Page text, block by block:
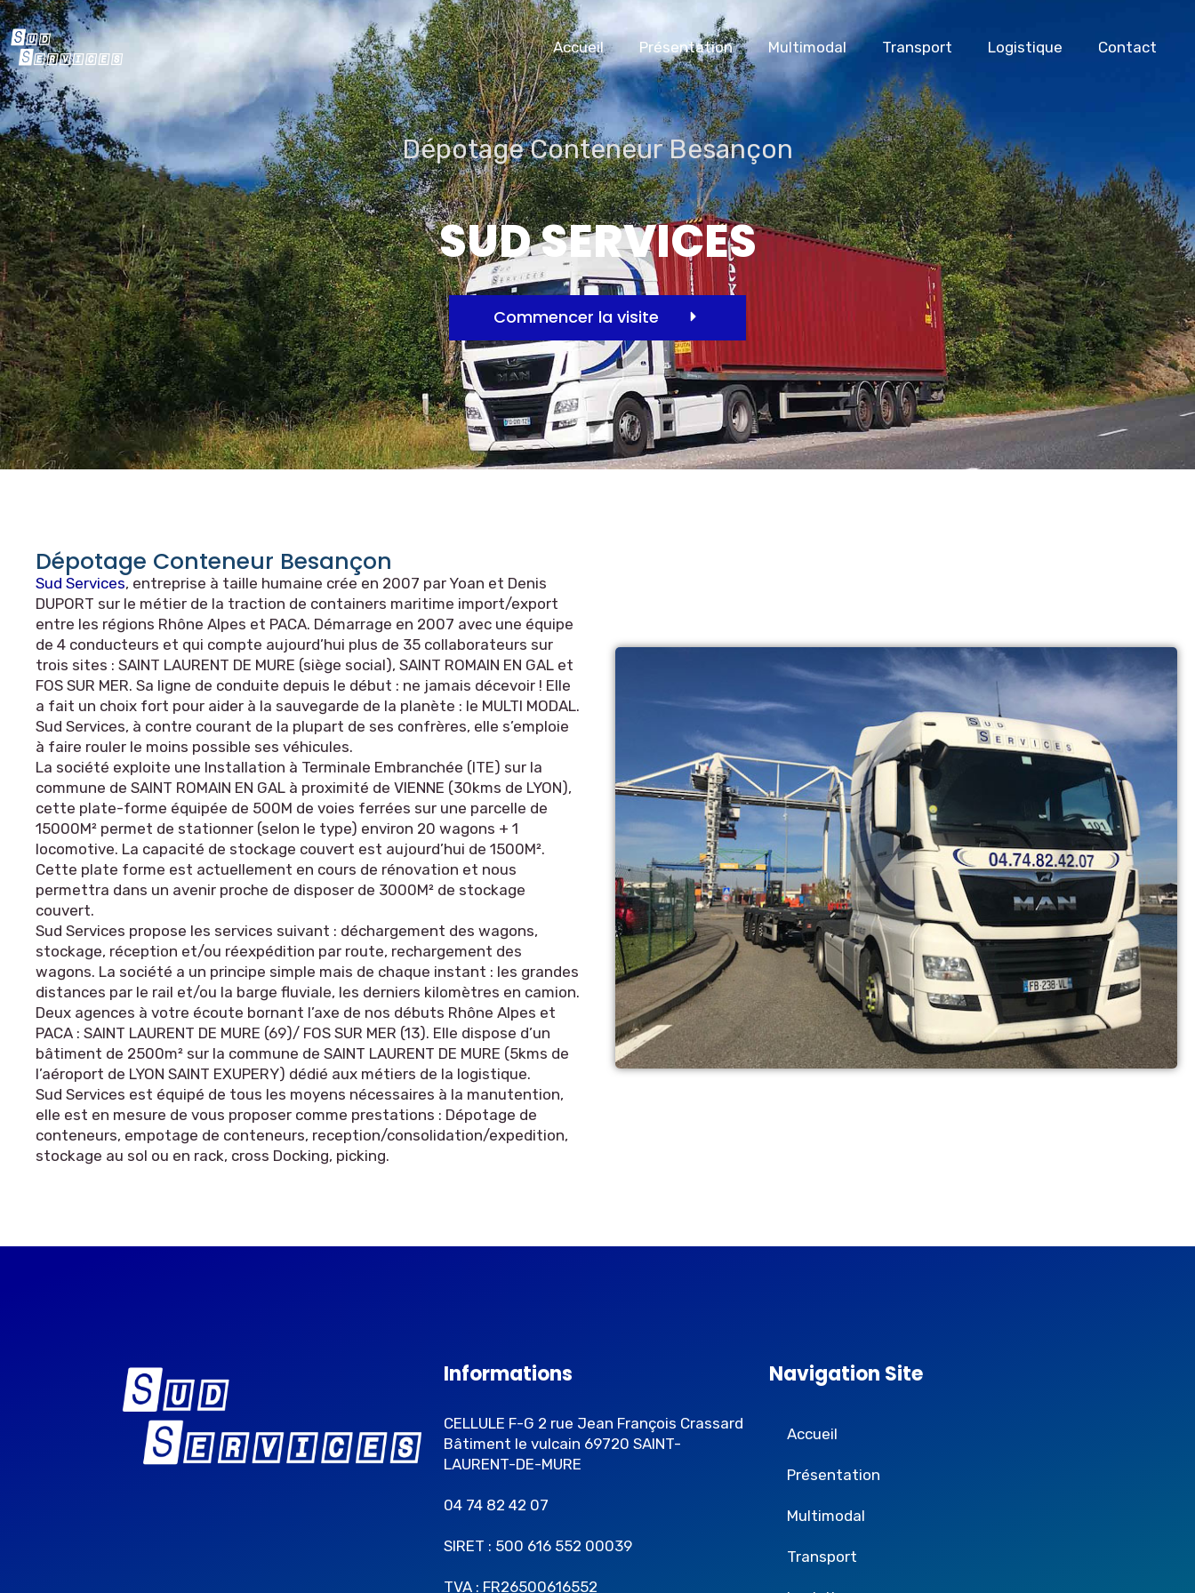
Accueil Présentation Multimodal Transport Logistique Contact
Dépotage Conteneur Besançon
SUD SERVICES
Commencer la visite
Dépotage Conteneur Besançon
Sud Services, entreprise à taille humaine crée en 2007 par Yoan et Denis
DUPORT sur le métier de la traction de containers maritime import/export
entre les régions Rhône Alpes et PACA. Démarrage en 2007 avec une équipe
de 4 conducteurs et qui compte aujourd’hui plus de 35 collaborateurs sur
trois sites : SAINT LAURENT DE MURE (siège social), SAINT ROMAIN EN GAL et
FOS SUR MER. Sa ligne de conduite depuis le début : ne jamais décevoir ! Elle
a fait un choix fort pour aider à la sauvegarde de la planète : le MULTI MODAL.
Sud Services, à contre courant de la plupart de ses confrères, elle s’emploie
à faire rouler le moins possible ses véhicules.
La société exploite une Installation à Terminale Embranchée (ITE) sur la
commune de SAINT ROMAIN EN GAL à proximité de VIENNE (30kms de LYON),
cette plate-forme équipée de 500M de voies ferrées sur une parcelle de
15000M² permet de stationner (selon le type) environ 20 wagons + 1
locomotive. La capacité de stockage couvert est aujourd’hui de 1500M².
Cette plate forme est actuellement en cours de rénovation et nous
permettra dans un avenir proche de disposer de 3000M² de stockage
couvert.
Sud Services propose les services suivant : déchargement des wagons,
stockage, réception et/ou réexpédition par route, rechargement des
wagons. La société a un principe simple mais de chaque instant : les grandes
distances par le rail et/ou la barge fluviale, les derniers kilomètres en camion.
Deux agences à votre écoute bornant l’axe de nos débuts Rhône Alpes et
PACA : SAINT LAURENT DE MURE (69)/ FOS SUR MER (13). Elle dispose d’un
bâtiment de 2500m² sur la commune de SAINT LAURENT DE MURE (5kms de
l’aéroport de LYON SAINT EXUPERY) dédié aux métiers de la logistique.
Sud Services est équipé de tous les moyens nécessaires à la manutention,
elle est en mesure de vous proposer comme prestations : Dépotage de
conteneurs, empotage de conteneurs, reception/consolidation/expedition,
stockage au sol ou en rack, cross Docking, picking.
Informations
CELLULE F-G 2 rue Jean François Crassard
Bâtiment le vulcain 69720 SAINT-
LAURENT-DE-MURE
04 74 82 42 07
SIRET : 500 616 552 00039
TVA : FR26500616552
Navigation Site
Accueil
Présentation
Multimodal
Transport